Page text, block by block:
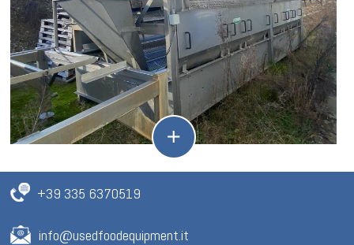
+39 335 6370519
info@usedfoodequipment.it